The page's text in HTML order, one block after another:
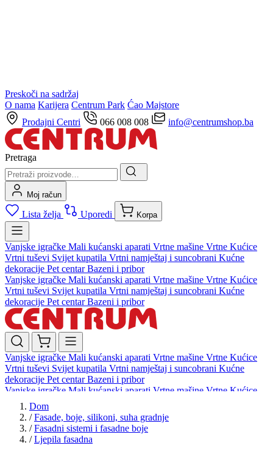
Preskoči na sadržaj
O nama Karijera Centrum Park Ćao Majstore
Prodajni Centri
066 008 008 info@centrumshop.ba
Pretraga
Moj račun
Lista želja Uporedi Korpa
Vanjske igračke Mali kućanski aparati Vrtne mašine Vrtne Kućice
Vrtni tuševi Svijet kupatila Vrtni namještaj i suncobrani Kućne
dekoracije Pet centarBazeni i pribor
Vanjske igračke Mali kućanski aparati Vrtne mašine Vrtne Kućice
Vrtni tuševi Svijet kupatila Vrtni namještaj i suncobrani Kućne
dekoracije Pet centarBazeni i pribor
Vanjske igračke Mali kućanski aparati Vrtne mašine Vrtne Kućice
Vrtni tuševi Svijet kupatila Vrtni namještaj i suncobrani Kućne
dekoracije Pet centarBazeni i pribor
Vanjske igračke Mali kućanski aparati Vrtne mašine Vrtne Kućice
Vrtni tuševi
dekoracijePet centar Bazeni i pribor
Dom
/ Fasade, boje, silikoni, suha gradnje
/ Fasadni sistemi i fasadne boje
/ Ljepila fasadna